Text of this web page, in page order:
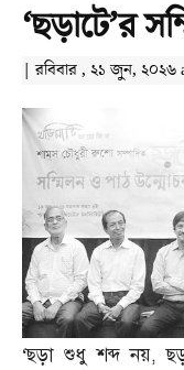
‘ছড়াটে’র
| রবিবার , ২১ জুন, ২০২৬
‘ছড়া শুধু শব্দ নয়,